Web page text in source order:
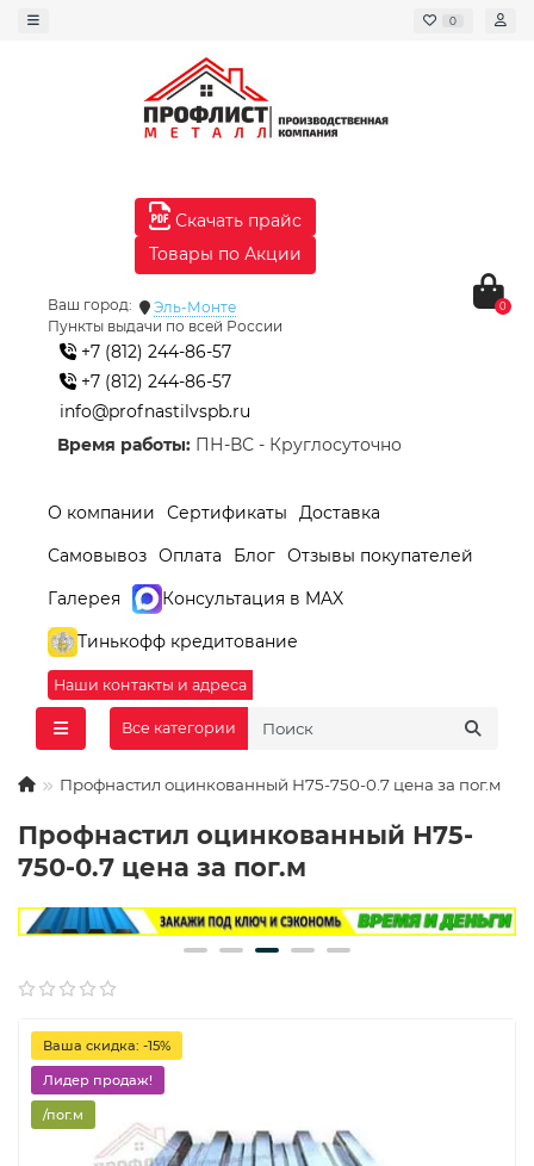
0
Скачать прайс
Товары по Акции
Ваш город:
Эль-Монте
Пункты выдачи по всей России
+7 (812) 244-86-57
+7 (812) 244-86-57
info@profnastilvspb.ru
Время работы: ПН-ВС - Круглосуточно
0
О компании Сертификаты
Доставка
Самовывоз Оплата Блог Отзывы покупателей
Галерея
Консультация в MAX
Тинькофф кредитование
Наши контакты и адреса
Все категории
Профнастил оцинкованный Н75-750-0.7 цена за пог.м
Профнастил оцинкованный Н75-
750-0.7 цена за пог.м
Ваша скидка: -15%
Лидер продаж!
/пог.м